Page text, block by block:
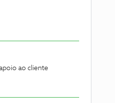
ao cliente